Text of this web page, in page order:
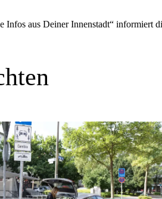
aus Deiner Innenstadt“ informiert